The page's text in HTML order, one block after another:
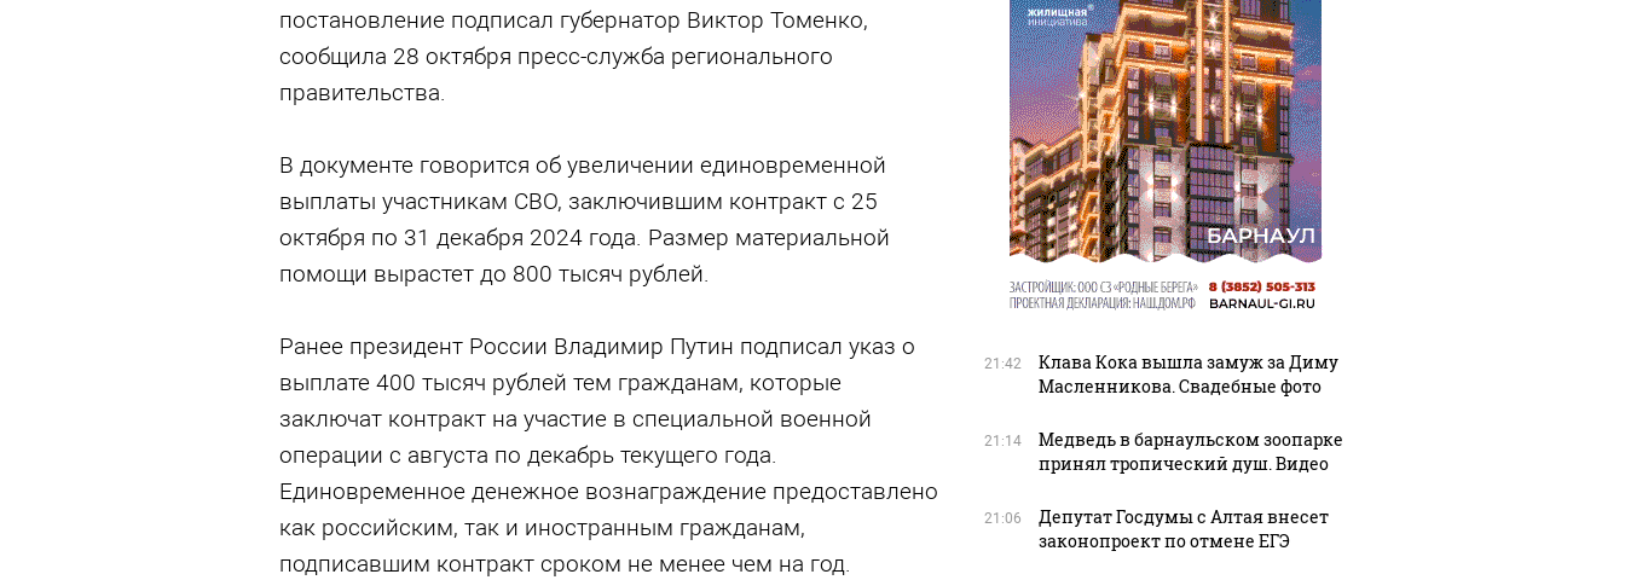
постановление подписал губернатор Виктор Томенко,
сообщила 28 октября пресс-служба регионального
правительства.
В документе говорится об увеличении единовременной
выплаты участникам СВО, заключившим контракт с 25
октября по 31 декабря 2024 года. Размер материальной
помощи вырастет до 800 тысяч рублей.
Ранее президент России Владимир Путин подписал указ о
выплате 400 тысяч рублей тем гражданам, которые
заключат контракт на участие в специальной военной
операции с августа по декабрь текущего года.
Единовременное денежное вознаграждение предоставлено
как российским, так и иностранным гражданам,
подписавшим контракт сроком не менее чем на год.
21:42
Клава Кока вышла замуж за Диму
Масленникова. Свадебные фото
21:14
Медведь в барнаульском зоопарке
принял тропический душ. Видео
21:06
Депутат Госдумы с Алтая внесет
законопроект по отмене ЕГЭ